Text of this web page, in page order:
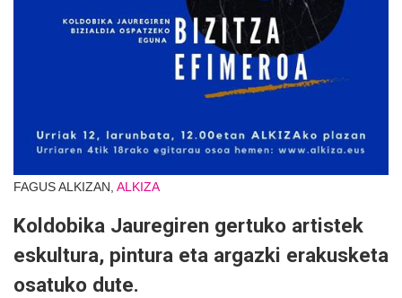
FAGUS ALKIZAN, ALKIZA
Koldobika Jauregiren gertuko artistek
eskultura, pintura eta argazki erakusketa
osatuko dute.